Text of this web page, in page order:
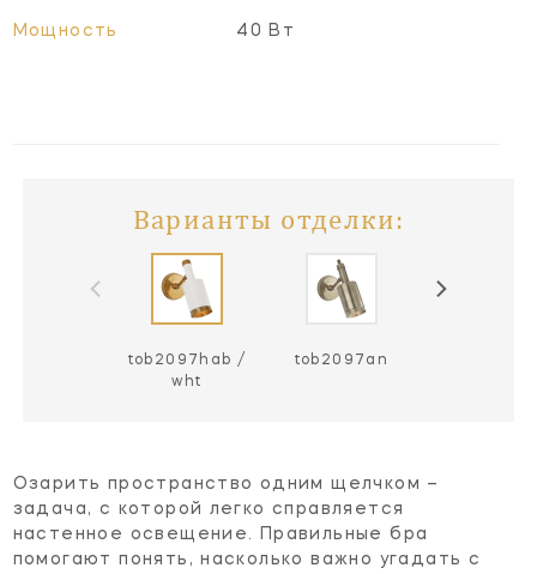
Мощность 40 Вт
Варианты отделки:
tob2097hab /
wht
tob2097an
Озарить пространство одним щелчком –
задача, с которой легко справляется
настенное освещение. Правильные бра
помогают понять, насколько важно угадать с